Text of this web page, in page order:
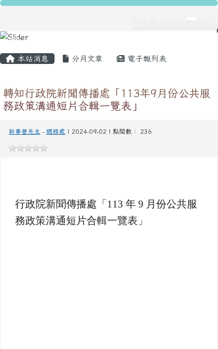
跳至主內容區
龍安國民小學
本站消息 分月文章 電子報列表
轉知行政院新聞傳播處「113年9月份公共服
務政策溝通短片合輯一覽表」
幹事曾先生 - 總務處 | 2024-09-02 | 點閱數： 236
行政院新聞傳播處「113 年 9 月份公共服
務政策溝通短片合輯一覽表」